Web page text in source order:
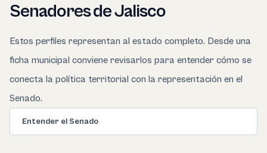
Senadores de Jalisco
Estos perfiles representan al estado completo. Desde una
ficha municipal conviene revisarlos para entender cómo se
conecta la política territorial con la representación en el
Senado.
Entender el Senado